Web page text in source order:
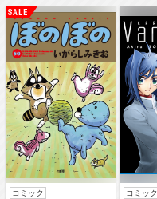
コミック コミック